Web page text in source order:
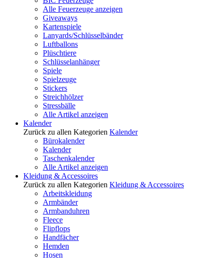
Alle Feuerzeuge anzeigen
Giveaways
Kartenspiele
Lanyards/Schlüsselbänder
Luftballons
Plüschtiere
Schlüsselanhänger
Spiele
Spielzeuge
Stickers
Streichhölzer
Stressbälle
Alle Artikel anzeigen
Kalender
Zurück zu allen Kategorien Kalender
Bürokalender
Kalender
Taschenkalender
Alle Artikel anzeigen
Kleidung & Accessoires
Zurück zu allen Kategorien Kleidung & Accessoires
Arbeitskleidung
Armbänder
Armbanduhren
Fleece
Flipflops
Handfächer
Hemden
Hosen